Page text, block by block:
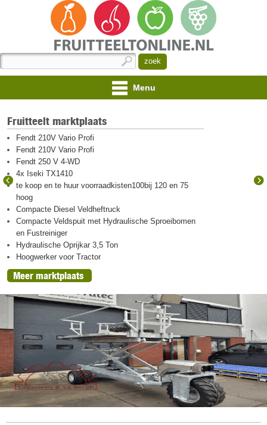
Menu
Fruitteelt beurs
te koop verschillende vogel en hagelnetten en feest
netten
te koop plus min 1500 beton palen 7maal 7
Snapper 30 pk
Kistenwasser numafa
gevraagd voorraadkisten hout en plastic
Wacker Neuson 803 minigraver met snelwissel en 3
bakken
Appels voor cider gezocht, oogst 2026
gevraagd goede appel en peren voorraadkisten
Meer fruitteelt beurs